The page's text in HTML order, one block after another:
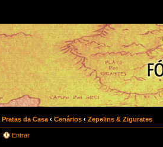
Pratas da Casa ‹ Cenários ‹ Zepelins & Zigurates
Entrar